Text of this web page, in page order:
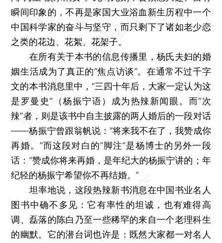
瞬间印象的，不再是家国大业浴血新生历程中一个
中国科学家的奋斗与坚守，而只剩下了诸如老少恋
之类的花边、花絮、花架子。
在所有关于本书的信息传播里，杨氏夫妇的婚
姻生活成为了真正的“焦点访谈”。在通常不过千字
文的本书消息里中，“三四十年后，大家一定认为这
是罗曼史”（杨振宁语）成为热辣新闻眼。而“次
辣”者，则是该书中自主披露的两人婚后的一段对话
——杨振宁曾跟翁帆说：“将来我不在了，我赞成你
再婚。”而这段对白的“脚注”是杨博士的另外一段
话：“赞成你将来再婚，是年纪大的杨振宁讲的；年
纪轻的杨振宁希望你不再结婚。”
坦率地说，这段热辣新书消息在中国书业名人
图书中确不多见：它有率性的坦诚，也有难得高
调、磊落的陈白乃至一些稀罕的来自一个老理科生
的幽默。它的潜台词也许是：既然大家都一对名人